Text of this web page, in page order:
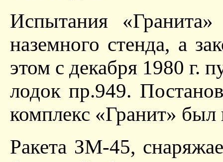
Испытания
наземного стенда, а
этом с декабря 1980 г.
лодок пр.949.
комплекс «Гранит»
Ракета ЗМ-45,